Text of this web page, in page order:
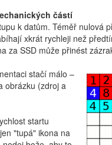
částí
k datům. Téměř nulová
xkrát rychleji než
za SSD může přinést
stačí málo –
obrázku (zdroj a
startu
"tupá" ikona na